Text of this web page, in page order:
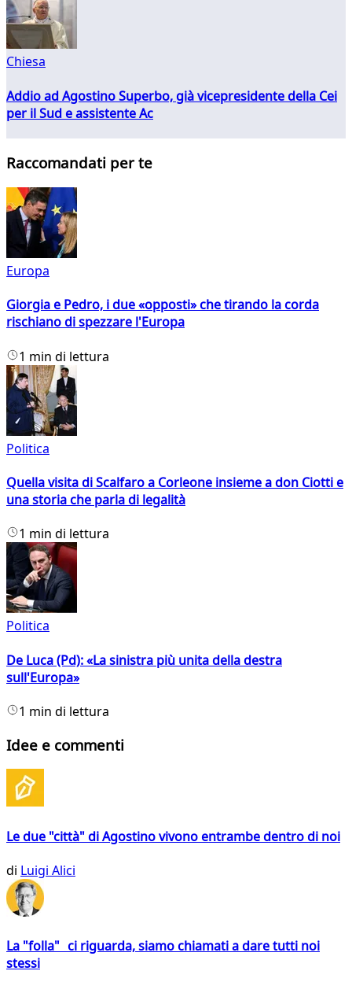
Chiesa
Addio ad Agostino Superbo, già vicepresidente della Cei
per il Sud e assistente Ac
Raccomandati per te
Europa
Giorgia e Pedro, i due «opposti» che tirando la corda
rischiano di spezzare l'Europa
1 min di lettura
Politica
Quella visita di Scalfaro a Corleone insieme a don Ciotti e
una storia che parla di legalità
1 min di lettura
Politica
De Luca (Pd): «La sinistra più unita della destra
sull'Europa»
1 min di lettura
Idee e commenti
Le due "città" di Agostino vivono entrambe dentro di noi
di Luigi Alici
La "folla" ci riguarda, siamo chiamati a dare tutti noi
stessi